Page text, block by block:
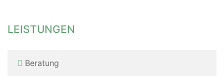
LEISTUNGEN
Beratung